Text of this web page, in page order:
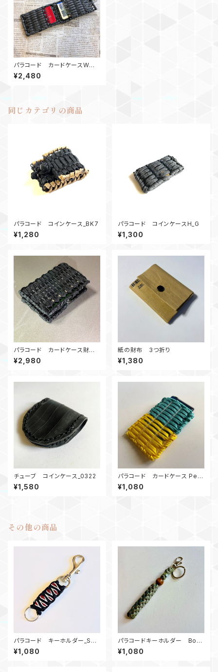
パラコード カードケースW
ネット GR
¥2,480
同じカテゴリの商品
パラコード コインケース_BK7
¥1,280
パラコード コインケースH_G
¥1,300
パラコード カードケース財布_
B
¥2,980
紙の財布 3つ折り
¥1,380
チューブ コインケース_0322
¥1,580
パラコード カードケース Pea
ce in Ukraine ウクライナ
¥1,080
その他の商品
パラコード キーホルダー_Sol
omonDragon_赤黒白
¥1,080
パラコードキーホルダー Box_
ウッドビーズ_M6_ デジタルカ
モ、カモ180
¥1,080